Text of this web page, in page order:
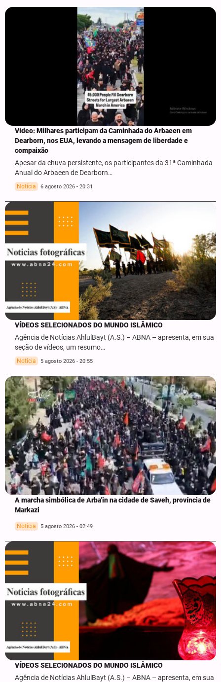
Vídeo: Milhares participam da Caminhada do Arbaeen em
Dearborn, nos EUA, levando a mensagem de liberdade e
compaixão
Apesar da chuva persistente, os participantes da 31ª Caminhada
Anual do Arbaeen de Dearborn…
Notícia 6 agosto 2026 - 20:31
VÍDEOS SELECIONADOS DO MUNDO ISLÂMICO
Agência de Notícias AhlulBayt (A.S.) – ABNA – apresenta, em sua
seção de vídeos, um resumo…
Notícia 5 agosto 2026 - 20:55
A marcha simbólica de Arba'in na cidade de Saveh, província de
Markazi
Notícia 5 agosto 2026 - 02:49
VÍDEOS SELECIONADOS DO MUNDO ISLÂMICO
Agência de Notícias AhlulBayt (A.S.) – ABNA – apresenta, em sua